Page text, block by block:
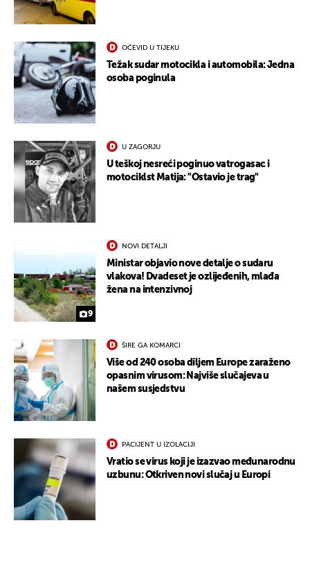
OČEVID U TIJEKU
Težak sudar motocikla i automobila: Jedna
osoba poginula
U ZAGORJU
U teškoj nesreći poginuo vatrogasac i
motociklst Matija: "Ostavio je trag"
9
NOVI DETALJI
Ministar objavio nove detalje o sudaru
vlakova! Dvadeset je ozlijeđenih, mlađa
žena na intenzivnoj
ŠIRE GA KOMARCI
Više od 240 osoba diljem Europe zaraženo
opasnim virusom: Najviše slučajeva u
našem susjedstvu
PACIJENT U IZOLACIJI
Vratio se virus koji je izazvao međunarodnu
uzbunu: Otkriven novi slučaj u Europi
UKLJUČITE NOTIFIKACIJE